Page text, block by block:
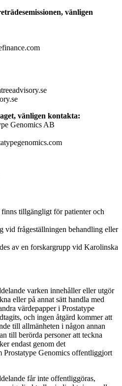
vänligen
vänligen kontakta:
Genomics AB
tillgängligt för patienter och
vid frågeställningen behandling eller
av en forskargrupp vid Karolinska
varken innehåller eller utgör
eller på annat sätt handla med
värdepapper i Prostatype
och ingen åtgärd kommer att
till allmänheten i någon annan
till berörda personer att teckna
endast genom det
Prostatype Genomics offentliggjort
får inte offentliggöras,